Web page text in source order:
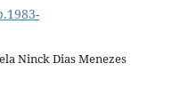
Ninck Dias Menezes